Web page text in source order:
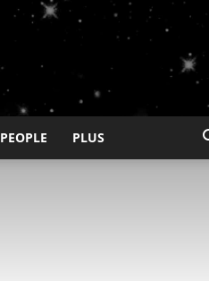
PEOPLE PLUS